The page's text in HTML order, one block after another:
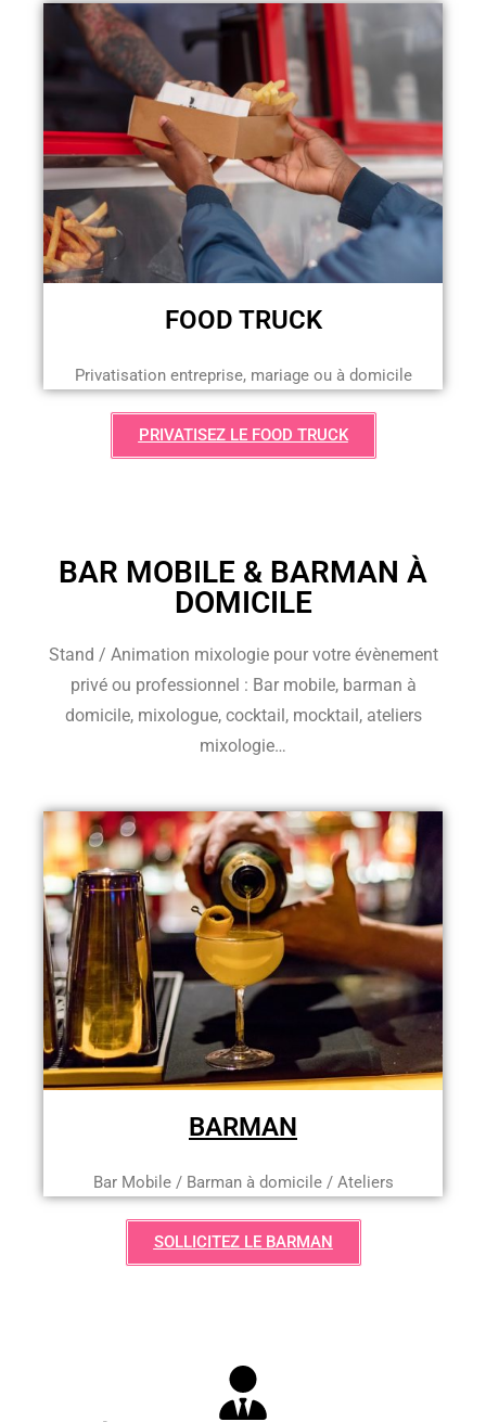
FOOD TRUCK
Privatisation entreprise, mariage ou à domicile
PRIVATISEZ LE FOOD TRUCK
BAR MOBILE & BARMAN À
DOMICILE
Stand / Animation mixologie pour votre évènement
privé ou professionnel : Bar mobile, barman à
domicile, mixologue, cocktail, mocktail, ateliers
mixologie…
BARMAN
Bar Mobile / Barman à domicile / Ateliers
SOLLICITEZ LE BARMAN